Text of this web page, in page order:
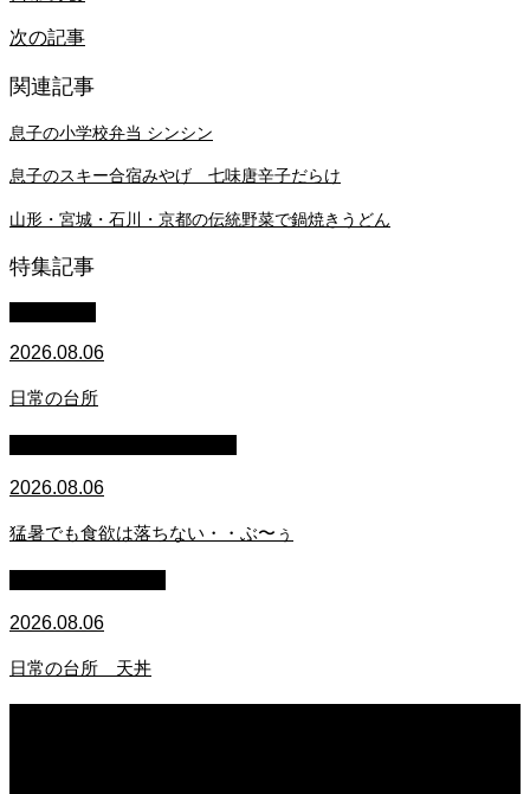
次の記事
関連記事
息子の小学校弁当 シンシン
息子のスキー合宿みやげ 七味唐辛子だらけ
山形・宮城・石川・京都の伝統野菜で鍋焼きうどん
特集記事
2026.08.06
日常の台所
2026.08.06
猛暑でも食欲は落ちない・・ぶ〜ぅ
2026.08.06
日常の台所 天丼